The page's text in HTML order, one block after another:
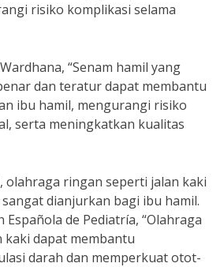
risiko komplikasi selama
“Senam hamil yang
dan teratur dapat membantu
ibu hamil, mengurangi risiko
serta meningkatkan kualitas
olahraga ringan seperti jalan kaki
dianjurkan bagi ibu hamil.
de Pediatría, “Olahraga
dapat membantu
darah dan memperkuat otot-